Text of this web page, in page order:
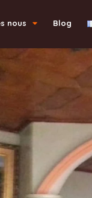
nous Blog